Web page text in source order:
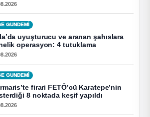
GUNDEMİ
uyuşturucu ve aranan şahıslara
operasyon: 4 tutuklama
GUNDEMİ
firari FETÖ’cü Karatepe’nin
8 noktada keşif yapıldı